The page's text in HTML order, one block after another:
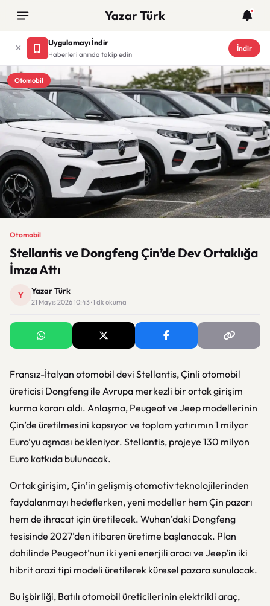
Yazar Türk
Uygulamayı İndir
Haberleri anında takip edin
İndir
Otomobil
Otomobil
Stellantis ve Dongfeng Çin’de Dev Ortaklığa
İmza Attı
Y Yazar Türk
21 Mayıs 2026 10:43 · 1 dk okuma
Fransız-İtalyan otomobil devi Stellantis, Çinli otomobil
üreticisi Dongfeng ile Avrupa merkezli bir ortak girişim
kurma kararı aldı. Anlaşma, Peugeot ve Jeep modellerinin
Çin’de üretilmesini kapsıyor ve toplam yatırımın 1 milyar
Euro’yu aşması bekleniyor. Stellantis, projeye 130 milyon
Euro katkıda bulunacak.
Ortak girişim, Çin’in gelişmiş otomotiv teknolojilerinden
faydalanmayı hedeflerken, yeni modeller hem Çin pazarı
hem de ihracat için üretilecek. Wuhan’daki Dongfeng
tesisinde 2027’den itibaren üretime başlanacak. Plan
dahilinde Peugeot’nun iki yeni enerjili aracı ve Jeep’in iki
hibrit arazi tipi modeli üretilerek küresel pazara sunulacak.
Bu işbirliği, Batılı otomobil üreticilerinin elektrikli araç,